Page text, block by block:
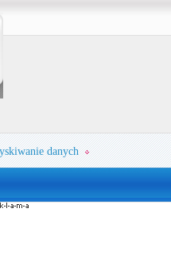
danych